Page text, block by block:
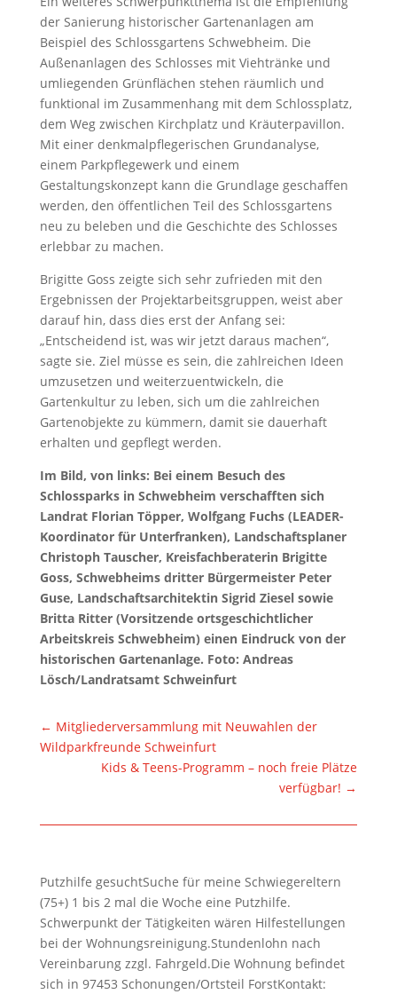
der Sanierung historischer Gartenanlagen am
Beispiel des Schlossgartens Schwebheim. Die
Außenanlagen des Schlosses mit Viehtränke und
umliegenden Grünflächen stehen räumlich und
funktional im Zusammenhang mit dem Schlossplatz,
dem Weg zwischen Kirchplatz und Kräuterpavillon.
Mit einer denkmalpflegerischen Grundanalyse,
einem Parkpflegewerk und einem
Gestaltungskonzept kann die Grundlage geschaffen
werden, den öffentlichen Teil des Schlossgartens
neu zu beleben und die Geschichte des Schlosses
erlebbar zu machen.
Brigitte Goss zeigte sich sehr zufrieden mit den
Ergebnissen der Projektarbeitsgruppen, weist aber
darauf hin, dass dies erst der Anfang sei:
„Entscheidend ist, was wir jetzt daraus machen“,
sagte sie. Ziel müsse es sein, die zahlreichen Ideen
umzusetzen und weiterzuentwickeln, die
Gartenkultur zu leben, sich um die zahlreichen
Gartenobjekte zu kümmern, damit sie dauerhaft
erhalten und gepflegt werden.
Im Bild, von links: Bei einem Besuch des
Schlossparks in Schwebheim verschafften sich
Landrat Florian Töpper, Wolfgang Fuchs (LEADER-
Koordinator für Unterfranken), Landschaftsplaner
Christoph Tauscher, Kreisfachberaterin Brigitte
Goss, Schwebheims dritter Bürgermeister Peter
Guse, Landschaftsarchitektin Sigrid Ziesel sowie
Britta Ritter (Vorsitzende ortsgeschichtlicher
Arbeitskreis Schwebheim) einen Eindruck von der
historischen Gartenanlage. Foto: Andreas
Lösch/Landratsamt Schweinfurt
← Mitgliederversammlung mit Neuwahlen der
Wildparkfreunde Schweinfurt
Kids & Teens-Programm – noch freie Plätze
verfügbar! →
Putzhilfe gesuchtSuche für meine Schwiegereltern
(75+) 1 bis 2 mal die Woche eine Putzhilfe.
Schwerpunkt der Tätigkeiten wären Hilfestellungen
bei der Wohnungsreinigung.Stundenlohn nach
Vereinbarung zzgl. Fahrgeld.Die Wohnung befindet
sich in 97453 Schonungen/Ortsteil ForstKontakt: